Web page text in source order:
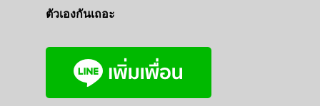
ตัวเองกันเถอะ